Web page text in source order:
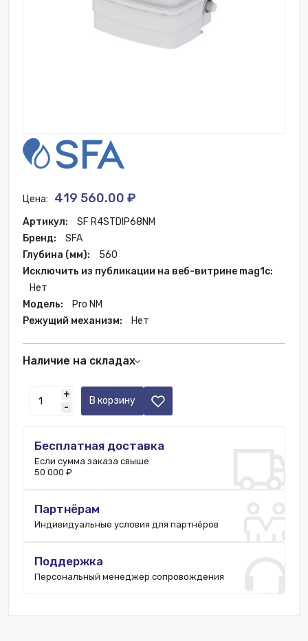
Цена: 419 560.00 ₽
Артикул:
SF R4STDIP68NM
Бренд:
SFA
Глубина (мм):
560
Исключить из публикации на веб-витрине mag1c:
Нет
Модель:
Pro NM
Режущий механизм:
Нет
Наличие на складах
+
-
В корзину
Бесплатная доставка
Если сумма заказа свыше
50 000 ₽
Партнёрам
Индивидуальные условия для партнёров
Поддержка
Персональный менеджер сопровождения